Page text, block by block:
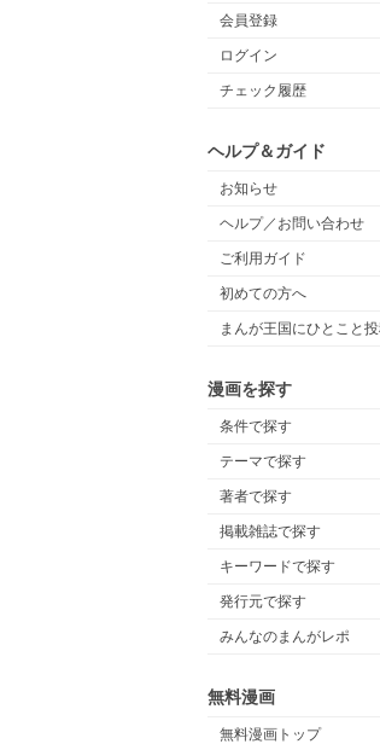
会員登録
ログイン
チェック履歴
ヘルプ＆ガイド
お知らせ
ヘルプ／お問い合わせ
ご利用ガイド
初めての方へ
まんが王国にひとこと
漫画を探す
条件で探す
テーマで探す
著者で探す
掲載雑誌で探す
キーワードで探す
発行元で探す
みんなのまんがレポ
無料漫画
無料漫画トップ